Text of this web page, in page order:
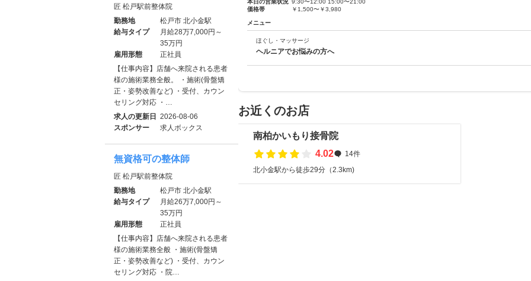
本日の営業状況 9:30〜12:00 15:00〜21:00
価格帯
￥1,500〜￥3,980
メニュー
ほぐし・マッサージ
ヘルニアでお悩みの方へ
お近くのお店
南柏かいもり接骨院
4.02
14件
北小金駅から徒歩29分（2.3km)
匠 松戸駅前整体院
勤務地
松戸市 北小金駅
給与タイプ
月給28万7,000円～
35万円
雇用形態
正社員
【仕事内容】店舗へ来院される患者
様の施術業務全般。 ・施術(骨盤矯
正・姿勢改善など) ・受付、カウン
セリング対応 ・…
求人の更新日 2026-08-06
スポンサー
求人ボックス
無資格可の整体師
匠 松戸駅前整体院
勤務地
松戸市 北小金駅
給与タイプ
月給26万7,000円～
35万円
雇用形態
正社員
【仕事内容】店舗へ来院される患者
様の施術業務全般 ・施術(骨盤矯
正・姿勢改善など) ・受付、カウン
セリング対応 ・院…